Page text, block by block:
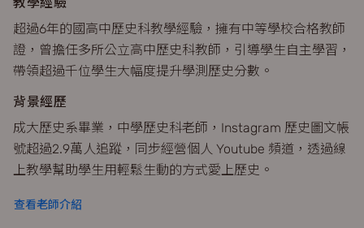
超過6年的國高中歷史科教學經驗，擁有中等學校合格教師
證，曾擔任多所公立高中歷史科教師，引導學生自主學習，
帶領超過千位學生大幅度提升學測歷史分數。
背景經歷
成大歷史系畢業，中學歷史科老師，Instagram 歷史圖文帳
號超過2.9萬人追蹤，同步經營個人 Youtube 頻道，透過線
上教學幫助學生用輕鬆生動的方式愛上歷史。
查看老師介紹